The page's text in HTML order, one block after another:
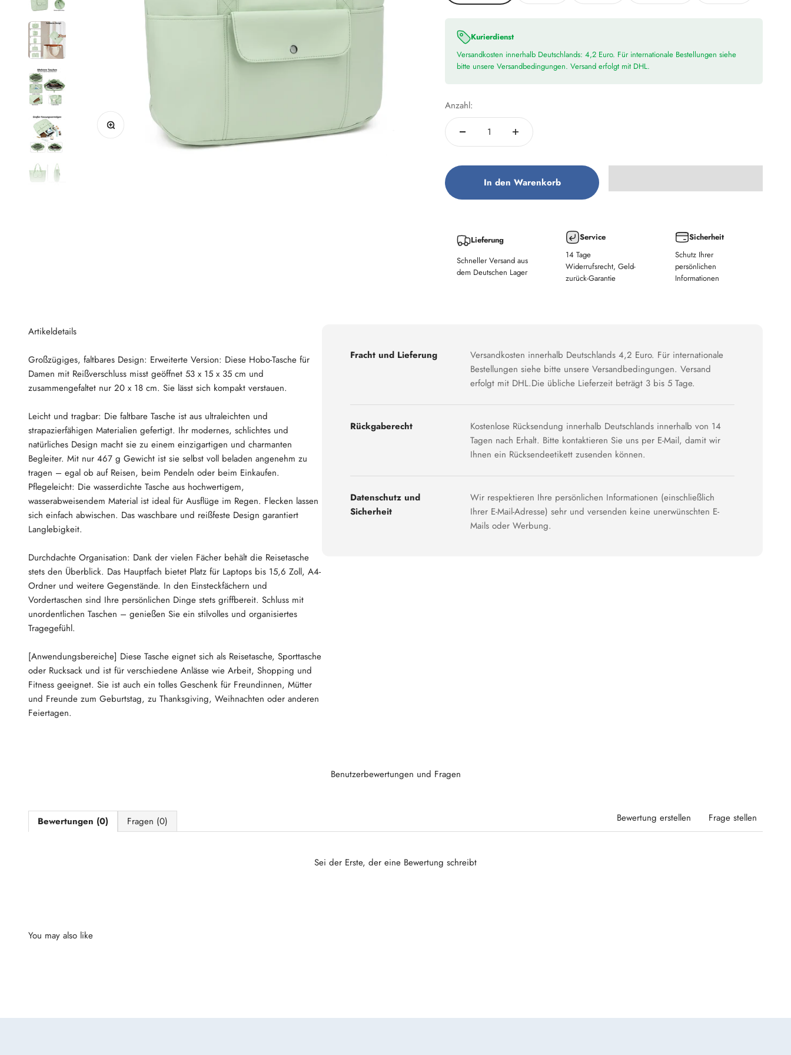
Bild vergrößern
Kurierdienst
Versandkosten innerhalb Deutschlands: 4,2 Euro. Für internationale Bestellungen siehe
bitte unsere Versandbedingungen. Versand erfolgt mit DHL.
Anzahl:
In den Warenkorb
Lieferung
Schneller Versand aus
dem Deutschen Lager
Service
14 Tage
Widerrufsrecht, Geld-
zurück-Garantie
Sicherheit
Schutz Ihrer
persönlichen
Informationen
Artikeldetails
Großzügiges, faltbares Design: Erweiterte Version: Diese Hobo-Tasche für
Damen mit Reißverschluss misst geöffnet 53 x 15 x 35 cm und
zusammengefaltet nur 20 x 18 cm. Sie lässt sich kompakt verstauen.
Leicht und tragbar: Die faltbare Tasche ist aus ultraleichten und
strapazierfähigen Materialien gefertigt. Ihr modernes, schlichtes und
natürliches Design macht sie zu einem einzigartigen und charmanten
Begleiter. Mit nur 467 g Gewicht ist sie selbst voll beladen angenehm zu
tragen – egal ob auf Reisen, beim Pendeln oder beim Einkaufen.
Pflegeleicht: Die wasserdichte Tasche aus hochwertigem,
wasserabweisendem Material ist ideal für Ausflüge im Regen. Flecken lassen
sich einfach abwischen. Das waschbare und reißfeste Design garantiert
Langlebigkeit.
Durchdachte Organisation: Dank der vielen Fächer behält die Reisetasche
stets den Überblick. Das Hauptfach bietet Platz für Laptops bis 15,6 Zoll, A4-
Ordner und weitere Gegenstände. In den Einsteckfächern und
Vordertaschen sind Ihre persönlichen Dinge stets griffbereit. Schluss mit
unordentlichen Taschen – genießen Sie ein stilvolles und organisiertes
Tragegefühl.
[Anwendungsbereiche] Diese Tasche eignet sich als Reisetasche, Sporttasche
oder Rucksack und ist für verschiedene Anlässe wie Arbeit, Shopping und
Fitness geeignet. Sie ist auch ein tolles Geschenk für Freundinnen, Mütter
und Freunde zum Geburtstag, zu Thanksgiving, Weihnachten oder anderen
Feiertagen.
Fracht und Lieferung
Versandkosten innerhalb Deutschlands 4,2 Euro. Für internationale
Bestellungen siehe bitte unsere Versandbedingungen. Versand
erfolgt mit DHL.Die übliche Lieferzeit beträgt 3 bis 5 Tage.
Rückgaberecht
Kostenlose Rücksendung innerhalb Deutschlands innerhalb von 14
Tagen nach Erhalt. Bitte kontaktieren Sie uns per E-Mail, damit wir
Ihnen ein Rücksendeetikett zusenden können.
Datenschutz und
Sicherheit
Wir respektieren Ihre persönlichen Informationen (einschließlich
Ihrer E-Mail-Adresse) sehr und versenden keine unerwünschten E-
Mails oder Werbung.
Benutzerbewertungen und Fragen
Bewertung erstellen Frage stellen
Bewertungen (0) Fragen (0)
Sei der Erste, der eine Bewertung schreibt